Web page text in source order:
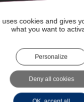
Votre French Agent
51 84
immobilier.com
tours
uses cookies and gives
what you want to
Personalize
Deny all cookies